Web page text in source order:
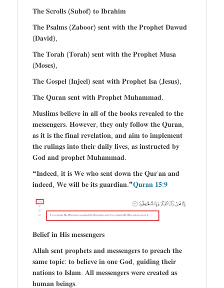
𝐓𝐡𝐞 𝐒𝐜𝐫𝐨𝐥𝐥𝐬 (𝐒𝐮𝐡𝐨𝐟) 𝐭𝐨 𝐈𝐛𝐫𝐚𝐡𝐢𝐦
𝐓𝐡𝐞 𝐏𝐬𝐚𝐥𝐦𝐬 (𝐙𝐚𝐛𝐨𝐨𝐫) 𝐬𝐞𝐧𝐭 𝐰𝐢𝐭𝐡 𝐭𝐡𝐞 𝐏𝐫𝐨𝐩𝐡𝐞𝐭 𝐃𝐚𝐰𝐮𝐝
(𝐃𝐚𝐯𝐢𝐝),
𝐓𝐡𝐞 𝐓𝐨𝐫𝐚𝐡 (𝐓𝐨𝐫𝐚𝐡) 𝐬𝐞𝐧𝐭 𝐰𝐢𝐭𝐡 𝐭𝐡𝐞 𝐏𝐫𝐨𝐩𝐡𝐞𝐭 𝐌𝐮𝐬𝐚
(𝐌𝐨𝐬𝐞𝐬),
𝐓𝐡𝐞 𝐆𝐨𝐬𝐩𝐞𝐥 (𝐈𝐧𝐣𝐞𝐞𝐥) 𝐬𝐞𝐧𝐭 𝐰𝐢𝐭𝐡 𝐏𝐫𝐨𝐩𝐡𝐞𝐭 𝐈𝐬𝐚 (𝐉𝐞𝐬𝐮𝐬),
𝐓𝐡𝐞 𝐐𝐮𝐫𝐚𝐧 𝐬𝐞𝐧𝐭 𝐰𝐢𝐭𝐡 𝐏𝐫𝐨𝐩𝐡𝐞𝐭 𝐌𝐮𝐡𝐚𝐦𝐦𝐚𝐝.
𝐌𝐮𝐬𝐥𝐢𝐦𝐬 𝐛𝐞𝐥𝐢𝐞𝐯𝐞 𝐢𝐧 𝐚𝐥𝐥 𝐨𝐟 𝐭𝐡𝐞 𝐛𝐨𝐨𝐤𝐬 𝐫𝐞𝐯𝐞𝐚𝐥𝐞𝐝 𝐭𝐨 𝐭𝐡𝐞
𝐦𝐞𝐬𝐬𝐞𝐧𝐠𝐞𝐫𝐬. 𝐇𝐨𝐰𝐞𝐯𝐞𝐫, 𝐭𝐡𝐞𝐲 𝐨𝐧𝐥𝐲 𝐟𝐨𝐥𝐥𝐨𝐰 𝐭𝐡𝐞 𝐐𝐮𝐫𝐚𝐧,
𝐚𝐬 𝐢𝐭 𝐢𝐬 𝐭𝐡𝐞 𝐟𝐢𝐧𝐚𝐥 𝐫𝐞𝐯𝐞𝐥𝐚𝐭𝐢𝐨𝐧, 𝐚𝐧𝐝 𝐚𝐢𝐦 𝐭𝐨 𝐢𝐦𝐩𝐥𝐞𝐦𝐞𝐧𝐭
𝐭𝐡𝐞 𝐫𝐮𝐥𝐢𝐧𝐠𝐬 𝐢𝐧𝐭𝐨 𝐭𝐡𝐞𝐢𝐫 𝐝𝐚𝐢𝐥𝐲 𝐥𝐢𝐯𝐞𝐬, 𝐚𝐬 𝐢𝐧𝐬𝐭𝐫𝐮𝐜𝐭𝐞𝐝 𝐛𝐲
𝐆𝐨𝐝 𝐚𝐧𝐝 𝐩𝐫𝐨𝐩𝐡𝐞𝐭 𝐌𝐮𝐡𝐚𝐦𝐦𝐚𝐝.
❝𝐈𝐧𝐝𝐞𝐞𝐝, 𝐢𝐭 𝐢𝐬 𝐖𝐞 𝐰𝐡𝐨 𝐬𝐞𝐧𝐭 𝐝𝐨𝐰𝐧 𝐭𝐡𝐞 𝐐𝐮𝐫’𝐚𝐧 𝐚𝐧𝐝
𝐢𝐧𝐝𝐞𝐞𝐝, 𝐖𝐞 𝐰𝐢𝐥𝐥 𝐛𝐞 𝐢𝐭𝐬 𝐠𝐮𝐚𝐫𝐝𝐢𝐚𝐧.❞𝐐𝐮𝐫𝐚𝐧 𝟏𝟓:𝟗
𝐁𝐞𝐥𝐢𝐞𝐟 𝐢𝐧 𝐇𝐢𝐬 𝐦𝐞𝐬𝐬𝐞𝐧𝐠𝐞𝐫𝐬
𝐀𝐥𝐥𝐚𝐡 𝐬𝐞𝐧𝐭 𝐩𝐫𝐨𝐩𝐡𝐞𝐭𝐬 𝐚𝐧𝐝 𝐦𝐞𝐬𝐬𝐞𝐧𝐠𝐞𝐫𝐬 𝐭𝐨 𝐩𝐫𝐞𝐚𝐜𝐡 𝐭𝐡𝐞
𝐬𝐚𝐦𝐞 𝐭𝐨𝐩𝐢𝐜: 𝐭𝐨 𝐛𝐞𝐥𝐢𝐞𝐯𝐞 𝐢𝐧 𝐨𝐧𝐞 𝐆𝐨𝐝, 𝐠𝐮𝐢𝐝𝐢𝐧𝐠 𝐭𝐡𝐞𝐢𝐫
𝐧𝐚𝐭𝐢𝐨𝐧𝐬 𝐭𝐨 𝐈𝐬𝐥𝐚𝐦. 𝐀𝐥𝐥 𝐦𝐞𝐬𝐬𝐞𝐧𝐠𝐞𝐫𝐬 𝐰𝐞𝐫𝐞 𝐜𝐫𝐞𝐚𝐭𝐞𝐝 𝐚𝐬
𝐡𝐮𝐦𝐚𝐧 𝐛𝐞𝐢𝐧𝐠𝐬.